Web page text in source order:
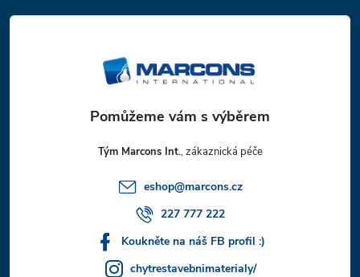
á
Tým Marcons Int.
eshop@marcons.cz
227 777 222
Koukněte na náš FB profil :)
chytrestavebnimaterialy/